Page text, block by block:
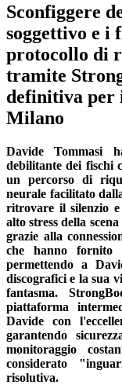
Sconfiggere
soggettivo e i
protocollo di
tramite
definitiva per
Milano
Davide Tommasi
debilitante dei fischi
un percorso di
neurale facilitato
ritrovare il silenzio
alto stress della
grazie alla
che hanno fornito
permettendo a
discografici e la sua
fantasma.
piattaforma
Davide con
garantendo
monitoraggio
considerato
risolutiva.